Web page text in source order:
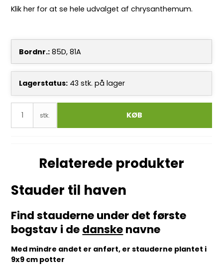
Klik her for at se hele udvalget af chrysanthemum.
Bordnr.: 85D, 81A
Lagerstatus: 43 stk. på lager
stk. KØB
Relaterede produkter
Stauder til haven
Find stauderne under det første
bogstav i dedanskenavne
Med mindre andet er anført, er stauderne plantet i
9x9 cm potter